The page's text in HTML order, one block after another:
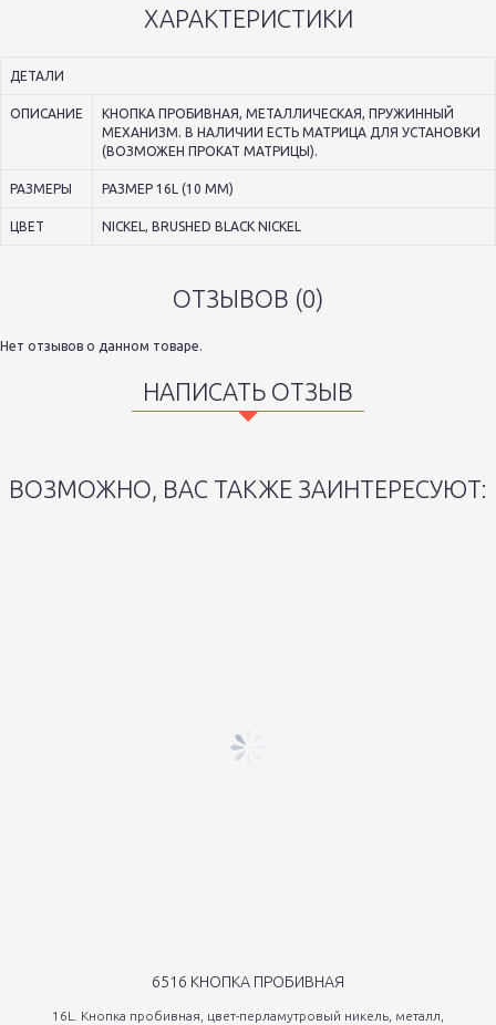
ХАРАКТЕРИСТИКИ
ДЕТАЛИ
ОПИСАНИЕ
КНОПКА ПРОБИВНАЯ, МЕТАЛЛИЧЕСКАЯ, ПРУЖИННЫЙ
МЕХАНИЗМ. В НАЛИЧИИ ЕСТЬ МАТРИЦА ДЛЯ УСТАНОВКИ
(ВОЗМОЖЕН ПРОКАТ МАТРИЦЫ).
РАЗМЕРЫ РАЗМЕР 16L (10 ММ)
ЦВЕТ NICKEL, BRUSHED BLACK NICKEL
ОТЗЫВОВ (0)
Нет отзывов о данном товаре.
НАПИСАТЬ ОТЗЫВ
ВОЗМОЖНО, ВАС ТАКЖЕ ЗАИНТЕРЕСУЮТ:
6516 КНОПКА ПРОБИВНАЯ
16L. Кнопка пробивная, цвет-перламутровый никель, металл,